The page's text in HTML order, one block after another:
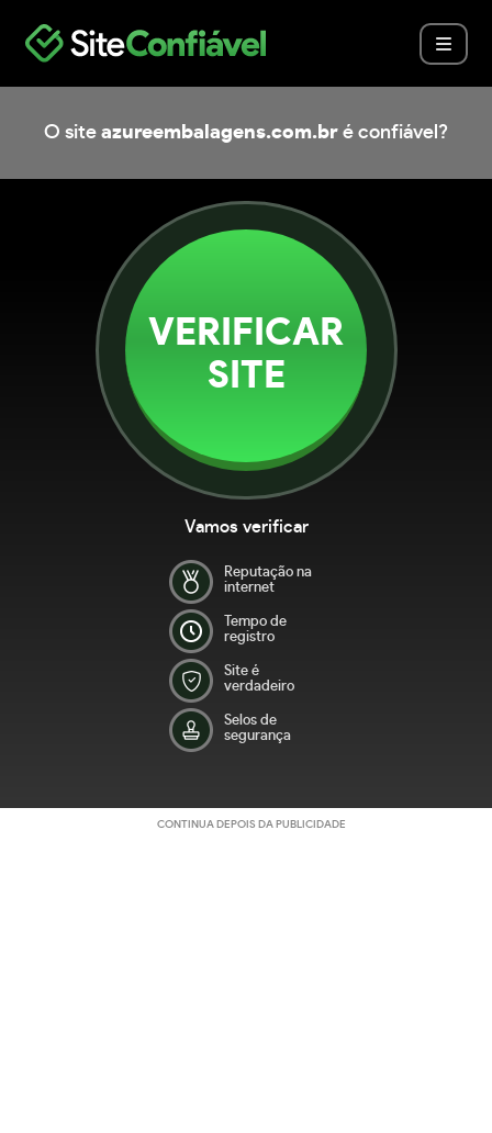
O site azureembalagens.com.br é confiável?
VERIFICAR
SITE
Vamos verificar
Reputação na
internet
Tempo de
registro
Site é
verdadeiro
Selos de
segurança
CONTINUA DEPOIS DA PUBLICIDADE